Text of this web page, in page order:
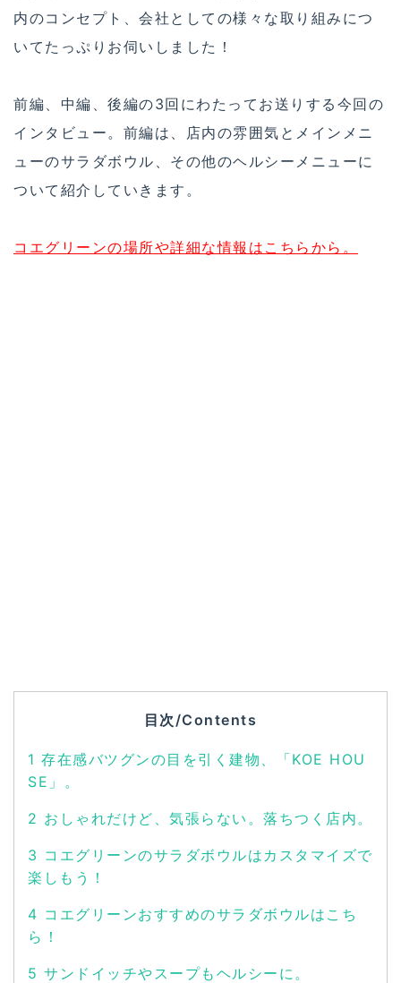
内のコンセプト、会社としての様々な取り組みにつ
いてたっぷりお伺いしました！
前編、中編、後編の3回にわたってお送りする今回の
インタビュー。前編は、店内の雰囲気とメインメニ
ューのサラダボウル、その他のヘルシーメニューに
ついて紹介していきます。
コエグリーンの場所や詳細な情報はこちらから。
目次/Contents
1 存在感バツグンの目を引く建物、「KOE HOU
SE」。
2 おしゃれだけど、気張らない。落ちつく店内。
3 コエグリーンのサラダボウルはカスタマイズで
楽しもう！
4 コエグリーンおすすめのサラダボウルはこち
ら！
5 サンドイッチやスープもヘルシーに。